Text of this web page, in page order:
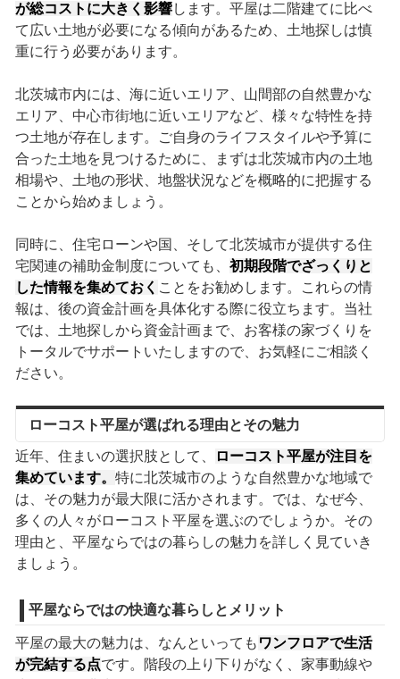
が総コストに大きく影響します。平屋は二階建てに比べ
て広い土地が必要になる傾向があるため、土地探しは慎
重に行う必要があります。
北茨城市内には、海に近いエリア、山間部の自然豊かな
エリア、中心市街地に近いエリアなど、様々な特性を持
つ土地が存在します。ご自身のライフスタイルや予算に
合った土地を見つけるために、まずは北茨城市内の土地
相場や、土地の形状、地盤状況などを概略的に把握する
ことから始めましょう。
同時に、住宅ローンや国、そして北茨城市が提供する住
宅関連の補助金制度についても、 初期段階でざっくりと
した情報を集めておく ことをお勧めします。これらの情
報は、後の資金計画を具体化する際に役立ちます。当社
では、土地探しから資金計画まで、お客様の家づくりを
トータルでサポートいたしますので、お気軽にご相談く
ださい。
ローコスト平屋が選ばれる理由とその魅力
近年、住まいの選択肢として、
ローコスト平屋が注目を
集めています。 特に北茨城市のような自然豊かな地域で
は、その魅力が最大限に活かされます。では、なぜ今、
多くの人々がローコスト平屋を選ぶのでしょうか。その
理由と、平屋ならではの暮らしの魅力を詳しく見ていき
ましょう。
平屋ならではの快適な暮らしとメリット
平屋の最大の魅力は、なんといっても ワンフロアで生活
が完結する点です。階段の上り下りがなく、家事動線や